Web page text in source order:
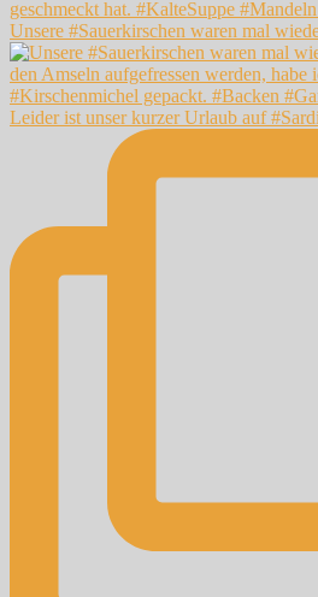
Unsere #Sauerkirschen waren mal
Leider ist unser kurzer Urlaub auf